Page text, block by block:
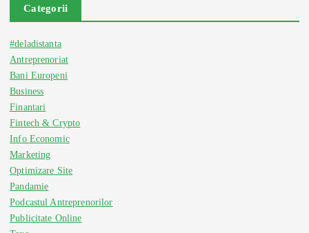
Categorii
#deladistanta
Antreprenoriat
Bani Europeni
Business
Finantari
Fintech & Crypto
Info Economic
Marketing
Optimizare Site
Pandamie
Podcastul Antreprenorilor
Publicitate Online